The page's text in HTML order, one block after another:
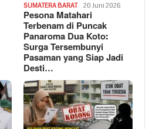
SUMATERA BARAT 20 Juni 2026
Pesona Matahari
Terbenam di Puncak
Panaroma Dua Koto:
Surga Tersembunyi
Pasaman yang Siap Jadi
Desti…